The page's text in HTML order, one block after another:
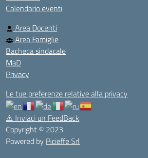
Calendario eventi
Area Docenti
Area Famiglie
Bacheca sindacale
MaD
Privacy
Le tue preferenze relative alla privacy
⚠️ Inviaci un FeedBack
Copyright © 2023
Powered by Picieffe Srl